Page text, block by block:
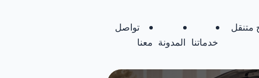
متنقل
خدماتنا المدونة
تواصل
معنا